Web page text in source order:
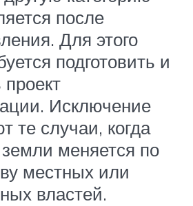
после
Для этого
подготовить и
проект
Исключение
те случаи, когда
земли меняется по
местных или
властей.